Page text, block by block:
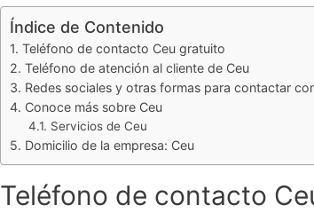
Índice de Contenido
Teléfono de contacto Ceu gratuito
Teléfono de atención al cliente de Ceu
Redes sociales y otras formas para contactar
Conoce más sobre Ceu
Servicios de Ceu
Domicilio de la empresa: Ceu
Teléfono de contacto